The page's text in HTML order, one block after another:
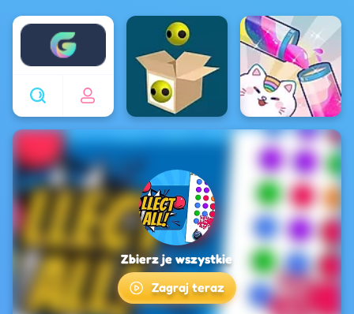
Enjoy4fun
Zbierz je wszystkie
Zagraj teraz